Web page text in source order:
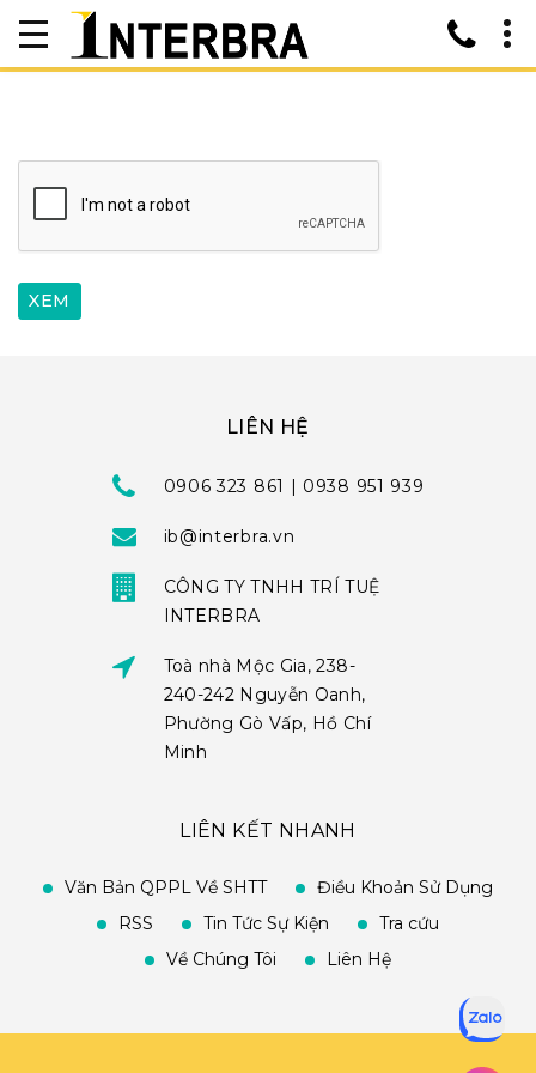
LIÊN HỆ
0906 323 861 | 0938 951 939
ib@interbra.vn
CÔNG TY TNHH TRÍ TUỆ
INTERBRA
Toà nhà Mộc Gia, 238-
240-242 Nguyễn Oanh,
Phường Gò Vấp, Hồ Chí
Minh
LIÊN KẾT NHANH
Văn Bản QPPL Về SHTT
Điều Khoản Sử Dụng
RSS
Tin Tức Sự Kiện
Tra cứu
Về Chúng Tôi
Liên Hệ